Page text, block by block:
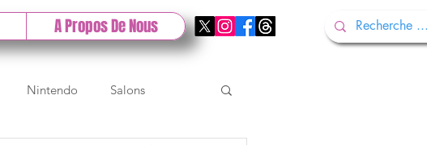
A Propos De Nous
Nintendo Salons